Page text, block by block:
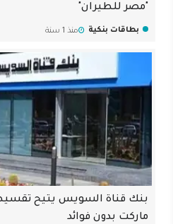
"مصر للطيران"
بطاقات بنكية منذ 1 سنة
بنك قناة السويس يتيح
ماركت بدون فوائد